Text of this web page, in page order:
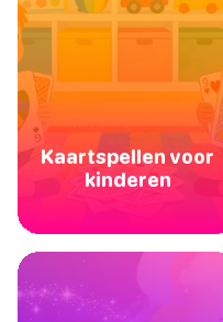
Kaartspellen voor
kinderen